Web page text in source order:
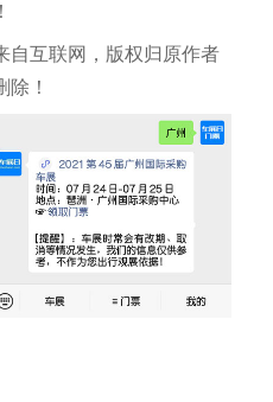
自互联网，版权归原作者
！